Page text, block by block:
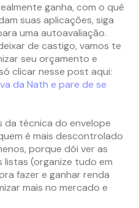
ganha, com o quê
suas aplicações, siga
uma autoavaliação.
de castigo, vamos te
seu orçamento e
clicar nesse post aqui:
da Nath e pare de se
da técnica do envelope
é mais descontrolado
porque dói ver as
listas (organize tudo em
fazer e ganhar renda
mais no mercado e